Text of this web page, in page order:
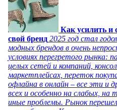
Как усилить и
свой бренд 2025 год стал
модных брендов в очень
условиях перегретого рынка:
целых сетей и компаний,
маркетплейсах, переток
офлайна в онлайн – все эти и
всех и особенно на слабых, на
иные проблемы. Рынок